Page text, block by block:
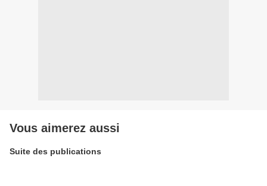
Vous aimerez aussi
Suite des publications